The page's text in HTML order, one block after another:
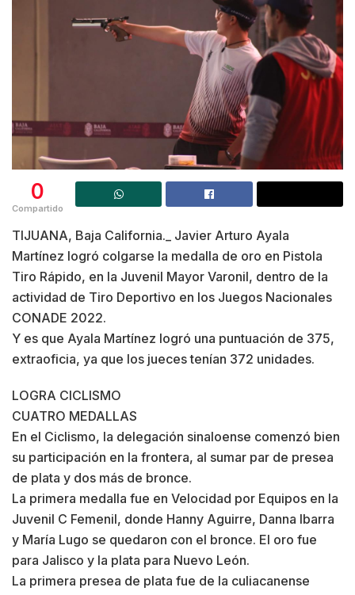
0
Compartido
TIJUANA, Baja California._ Javier Arturo Ayala
Martínez logró colgarse la medalla de oro en Pistola
Tiro Rápido, en la Juvenil Mayor Varonil, dentro de la
actividad de Tiro Deportivo en los Juegos Nacionales
CONADE 2022.
Y es que Ayala Martínez logró una puntuación de 375,
extraoficia, ya que los jueces tenían 372 unidades.
LOGRA CICLISMO
CUATRO MEDALLAS
En el Ciclismo, la delegación sinaloense comenzó bien
su participación en la frontera, al sumar par de presea
de plata y dos más de bronce.
La primera medalla fue en Velocidad por Equipos en la
Juvenil C Femenil, donde Hanny Aguirre, Danna Ibarra
y María Lugo se quedaron con el bronce. El oro fue
para Jalisco y la plata para Nuevo León.
La primera presea de plata fue de la culiacanense